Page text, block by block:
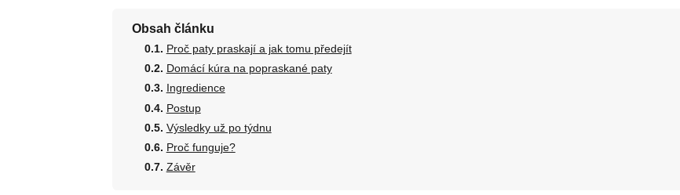
Obsah článku
Proč paty praskají a jak tomu předejít
Domácí kúra na popraskané paty
Ingredience
Postup
Výsledky už po týdnu
Proč funguje?
Závěr